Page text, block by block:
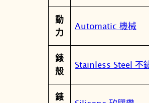
機
水
R
動
力
Automatic 機械
錶
殼
Stainless Steel 不
錶